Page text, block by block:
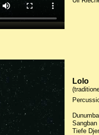
Lolo
Tiefe